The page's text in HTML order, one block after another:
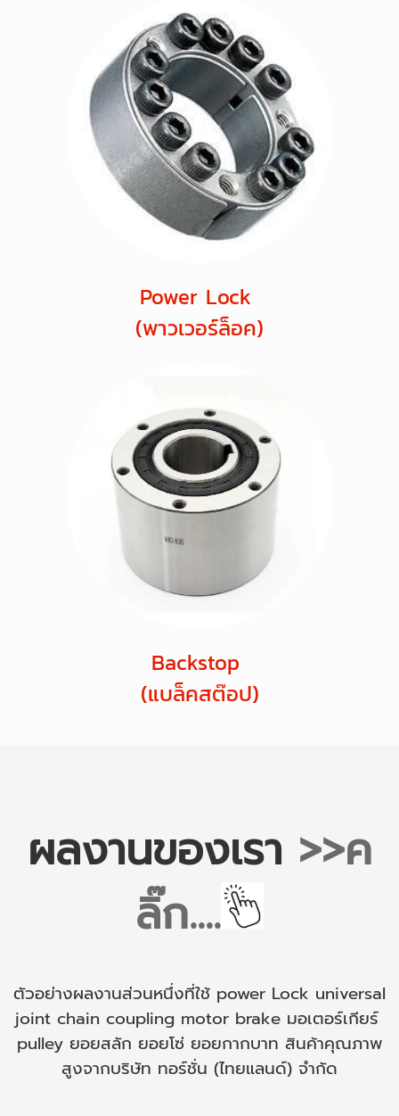
Power Lock
(พาวเวอร์ล็อค)
Backstop
(แบล็คสต๊อป)
ผลงานของเรา >>ค
ลิ๊ก....
ตัวอย่างผลงานส่วนหนึ่งที่ใช้ power Lock universal
joint chain coupling motor brake มอเตอร์เกียร์
pulley ยอยสลัก ยอยโซ่ ยอยกากบาท สินค้าคุณภาพ
สูงจากบริษัท ทอร์ชั่น (ไทยแลนด์) จำกัด